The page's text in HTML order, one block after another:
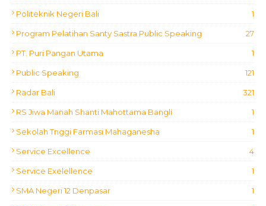
Politeknik Negeri Bali 1
Program Pelatihan Santy Sastra Public Speaking 27
PT. Puri Pangan Utama 1
Public Speaking 121
Radar Bali 321
RS Jiwa Manah Shanti Mahottama Bangli 1
Sekolah Tnggi Farmasi Mahaganesha 1
Service Excellence 4
Service Exelellence 1
SMA Negeri 12 Denpasar 1